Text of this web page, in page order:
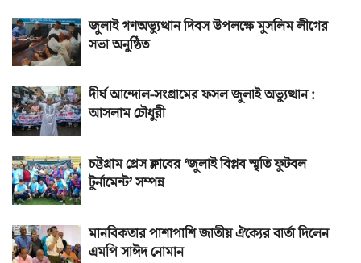
জুলাই গণঅভ্যুত্থান দিবস উপলক্ষে মুসলিম লীগের
সভা অনুষ্ঠিত
দীর্ঘ আন্দোল-সংগ্রামের ফসল জুলাই অভ্যুত্থান :
আসলাম চৌধুরী
চট্টগ্রাম প্রেস ক্লাবের ‘জুলাই বিপ্লব স্মৃতি ফুটবল
টুর্নামেন্ট’ সম্পন্ন
মানবিকতার পাশাপাশি জাতীয় ঐক্যের বার্তা দিলেন
এমপি সাঈদ নোমান